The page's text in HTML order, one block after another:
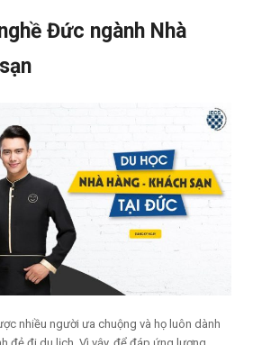
Đức ngành Nhà
nhiều người ưa chuộng và họ luôn dành